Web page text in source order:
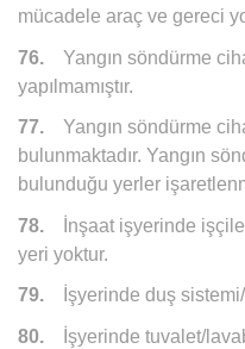
mücadele araç ve gereci
76. Yangın söndürme
yapılmamıştır.
77. Yangın söndürme
bulunmaktadır. Yangın
bulunduğu yerler
78.
İnşaat işyerinde
yeri yoktur.
79. İşyerinde duş
80.
İşyerinde tuvalet/